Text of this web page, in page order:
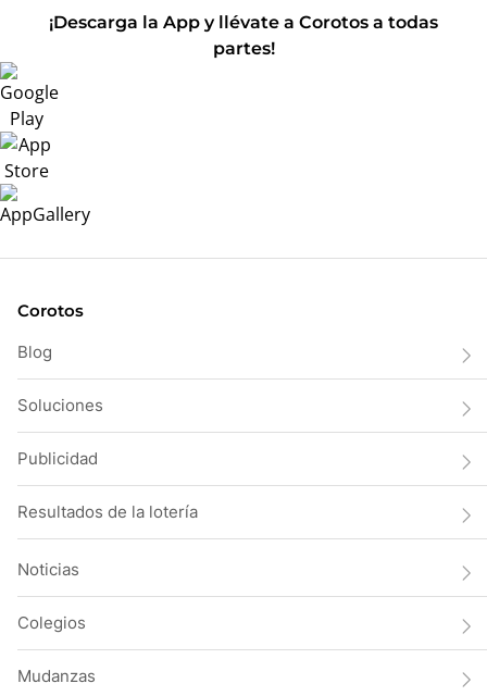
¡Descarga la App y llévate a Corotos a todas
partes!
Corotos
Blog
Soluciones
Publicidad
Resultados de la lotería
Noticias
Colegios
Mudanzas